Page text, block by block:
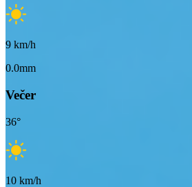
9 km/h
0.0mm
Večer
36°
10 km/h